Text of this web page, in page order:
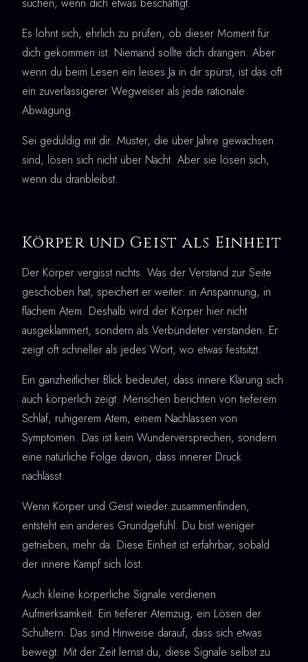
Es lohnt sich, ehrlich zu prüfen, ob dieser Moment für
dich gekommen ist. Niemand sollte dich drängen. Aber
wenn du beim Lesen ein leises Ja in dir spürst, ist das oft
ein zuverlässigerer Wegweiser als jede rationale
Abwägung.
Sei geduldig mit dir. Muster, die über Jahre gewachsen
sind, lösen sich nicht über Nacht. Aber sie lösen sich,
wenn du dranbleibst.
Körper und Geist als Einheit
Der Körper vergisst nichts. Was der Verstand zur Seite
geschoben hat, speichert er weiter: in Anspannung, in
flachem Atem. Deshalb wird der Körper hier nicht
ausgeklammert, sondern als Verbündeter verstanden. Er
zeigt oft schneller als jedes Wort, wo etwas festsitzt.
Ein ganzheitlicher Blick bedeutet, dass innere Klärung sich
auch körperlich zeigt. Menschen berichten von tieferem
Schlaf, ruhigerem Atem, einem Nachlassen von
Symptomen. Das ist kein Wunderversprechen, sondern
eine natürliche Folge davon, dass innerer Druck
nachlässt.
Wenn Körper und Geist wieder zusammenfinden,
entsteht ein anderes Grundgefühl. Du bist weniger
getrieben, mehr da. Diese Einheit ist erfahrbar, sobald
der innere Kampf sich löst.
Auch kleine körperliche Signale verdienen
Aufmerksamkeit. Ein tieferer Atemzug, ein Lösen der
Schultern: Das sind Hinweise darauf, dass sich etwas
bewegt. Mit der Zeit lernst du, diese Signale selbst zu